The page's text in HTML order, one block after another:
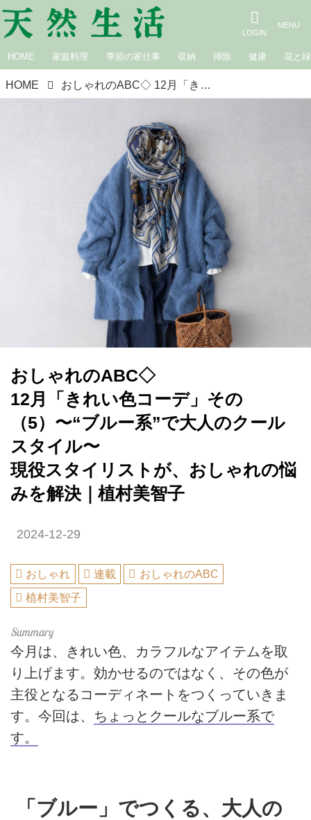
HOME 家庭料理 季節の家仕事 収納 掃除 健康 花と緑
HOME おしゃれのABC◇ 12月「きれい色コーデ」その（5）〜“ブルー系”で大人のクールスタイル〜 現役スタイリストが、おしゃれの悩みを解決｜植村美智子
おしゃれのABC◇
12月「きれい色コーデ」その
（5）〜“ブルー系”で大人のクール
スタイル〜
現役スタイリストが、おしゃれの悩
みを解決｜植村美智子
2024-12-29
おしゃれ 連載
おしゃれのABC
植村美智子
今月は、きれい色、カラフルなアイテムを取
り上げます。効かせるのではなく、その色が
主役となるコーディネートをつくっていきま
す。今回は、 ちょっとクールなブルー系で
す。
「ブルー」でつくる、大人の